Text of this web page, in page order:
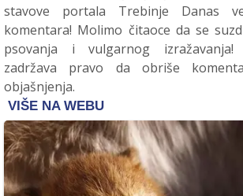
stavove portala Trebinje Danas
komentara! Molimo čitaoce da se
psovanja i vulgarnog
zadržava pravo da obriše
objašnjenja.